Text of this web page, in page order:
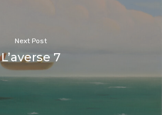
Next Post
L’averse 7